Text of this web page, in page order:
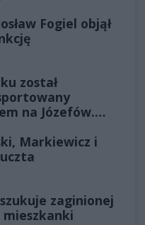
Fogiel objął
został
na Józefów.
Markiewicz i
zaginionej